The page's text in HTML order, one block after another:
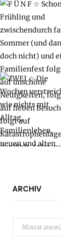
ARCHIV
Archiv